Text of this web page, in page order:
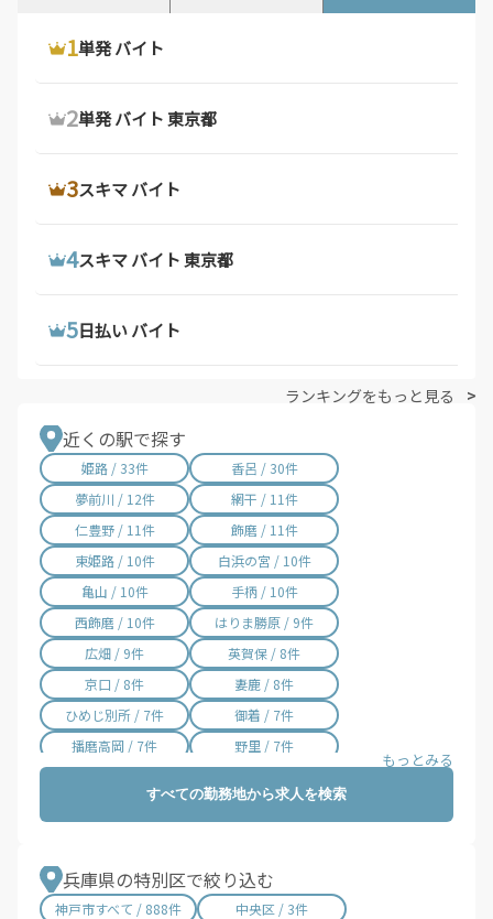
福岡県 / 1,699件
佐賀県 / 194件
1ウーバーイーツ 配達員
2ウーバーイーツ バイト
3ウーバーイーツ バイト 東京都
4ウーバーイーツ 配達員 大阪府
5ウーバーイーツ 求人
1ドライバー 求人
2デリバリー バイト
3軽 貨物 求人
4配達 バイト
5トラック 運転 手 求人
1単発 バイト
2単発 バイト 東京都
3スキマ バイト
4スキマ バイト 東京都
5日払い バイト
ランキングをもっと見る
近くの駅で探す
姫路 / 33件
香呂 / 30件
夢前川 / 12件
網干 / 11件
仁豊野 / 11件
飾磨 / 11件
東姫路 / 10件
白浜の宮 / 10件
亀山 / 10件
手柄 / 10件
西飾磨 / 10件
はりま勝原 / 9件
広畑 / 9件
英賀保 / 8件
京口 / 8件
妻鹿 / 8件
ひめじ別所 / 7件
御着 / 7件
播磨高岡 / 7件
野里 / 7件
八家 / 6件
大塩 / 5件
的形 / 5件
平松 / 5件
溝口 / 4件
すべての勤務地から求人を検索
兵庫県の特別区で絞り込む
神戸市すべて / 888件
中央区 / 3件